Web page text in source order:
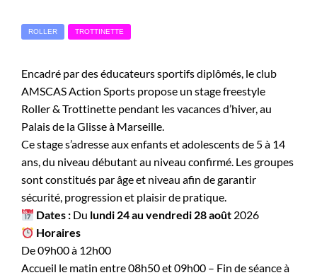
ROLLER TROTTINETTE
Encadré par des éducateurs sportifs diplômés, le club
AMSCAS Action Sports propose un stage freestyle
Roller & Trottinette pendant les vacances d’hiver, au
Palais de la Glisse à Marseille.
Ce stage s’adresse aux enfants et adolescents de 5 à 14
ans, du niveau débutant au niveau confirmé. Les groupes
sont constitués par âge et niveau afin de garantir
sécurité, progression et plaisir de pratique.
Dates : Du lundi 24 au vendredi 28 août 2026
Horaires
De 09h00 à 12h00
Accueil le matin entre 08h50 et 09h00 – Fin de séance à